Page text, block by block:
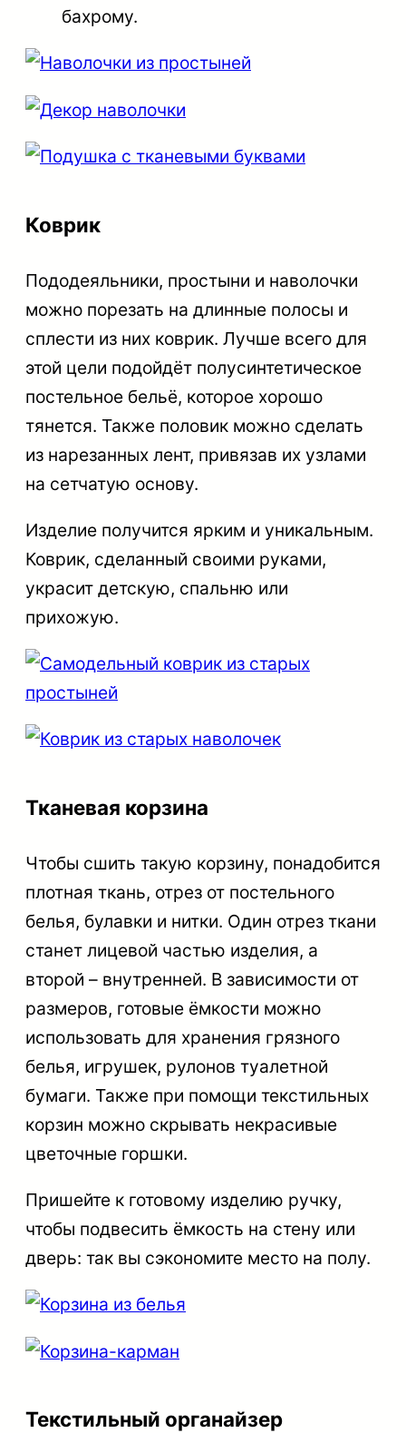
бахрому.
Коврик
Пододеяльники, простыни и наволочки
можно порезать на длинные полосы и
сплести из них коврик. Лучше всего для
этой цели подойдёт полусинтетическое
постельное бельё, которое хорошо
тянется. Также половик можно сделать
из нарезанных лент, привязав их узлами
на сетчатую основу.
Изделие получится ярким и уникальным.
Коврик, сделанный своими руками,
украсит детскую, спальню или
прихожую.
Тканевая корзина
Чтобы сшить такую корзину, понадобится
плотная ткань, отрез от постельного
белья, булавки и нитки. Один отрез ткани
станет лицевой частью изделия, а
второй – внутренней. В зависимости от
размеров, готовые ёмкости можно
использовать для хранения грязного
белья, игрушек, рулонов туалетной
бумаги. Также при помощи текстильных
корзин можно скрывать некрасивые
цветочные горшки.
Пришейте к готовому изделию ручку,
чтобы подвесить ёмкость на стену или
дверь: так вы сэкономите место на полу.
Текстильный органайзер